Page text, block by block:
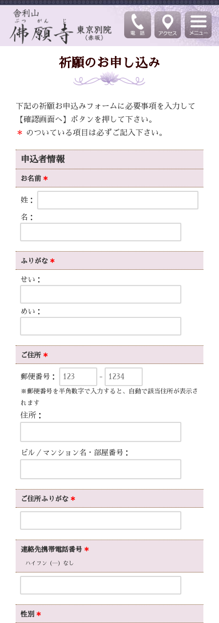
祈願のお申し込み
下記の祈願お申込みフォームに必要事項を入力して
【確認画面へ】ボタンを押して下さい。
＊
のついている項目は必ずご記入下さい。
申込者情報
お名前 ＊
姓：
名：
ふりがな ＊
せい：
めい：
ご住所 ＊
郵便番号： -
※郵便番号を半角数字で入力すると、自動で該当住所が表示さ
れます
住所：
ビル／マンション名・部屋番号：
ご住所ふりがな ＊
連絡先携帯電話番号 ＊
ハイフン（―）なし
性別 ＊